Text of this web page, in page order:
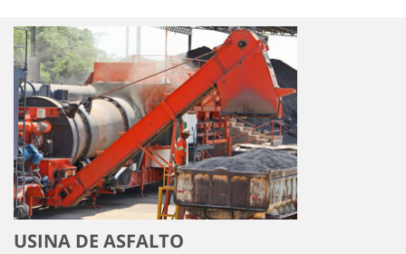
USINA DE ASFALTO